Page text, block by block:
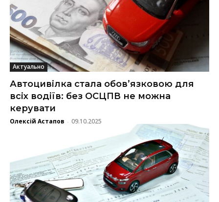
Актуально
Автоцивілка стала обов’язковою для
всіх водіїв: без ОСЦПВ не можна
керувати
Олексій Астапов - 09.10.2025